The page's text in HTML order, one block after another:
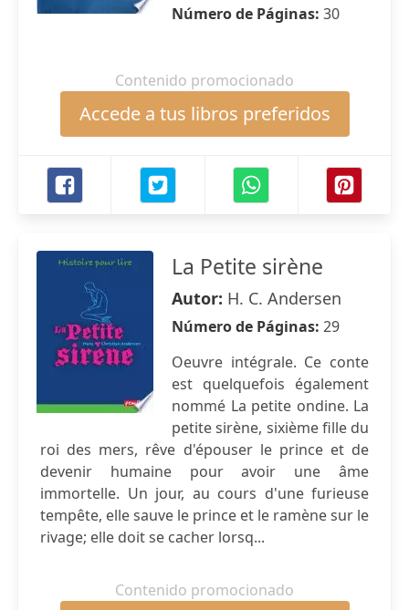
Número de Páginas: 30
Contenido promocionado
Accede a tus libros preferidos
La Petite sirène
Autor: H. C. Andersen
Número de Páginas: 29
Oeuvre intégrale. Ce conte
est quelquefois également
nommé La petite ondine. La
petite sirène, sixième fille du
roi des mers, rêve d'épouser le prince et de
devenir humaine pour avoir une âme
immortelle. Un jour, au cours d'une furieuse
tempête, elle sauve le prince et le ramène sur le
rivage; elle doit se cacher lorsq...
Contenido promocionado